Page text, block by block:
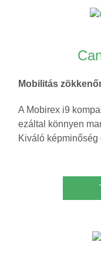
Mobilitás
A Mobirex i9
ezáltal könnyen
Kiváló